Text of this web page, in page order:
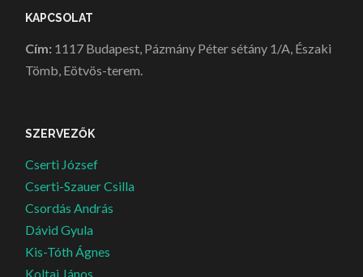
KAPCSOLAT
Cím: 1117 Budapest, Pázmány Péter sétány 1/A, Északi
Tömb, Eötvös-terem.
SZERVEZŐK
Cserti József
Cserti-Szauer Csilla
Csordás András
Dávid Gyula
Kis-Tóth Ágnes
Koltai János